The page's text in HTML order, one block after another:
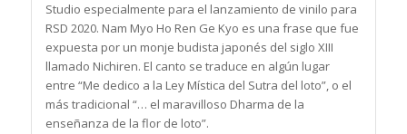
Studio especialmente para el lanzamiento de vinilo para
RSD 2020. Nam Myo Ho Ren Ge Kyo es una frase que fue
expuesta por un monje budista japonés del siglo XIII
llamado Nichiren. El canto se traduce en algún lugar
entre “Me dedico a la Ley Mística del Sutra del loto”, o el
más tradicional “… el maravilloso Dharma de la
enseñanza de la flor de loto”.